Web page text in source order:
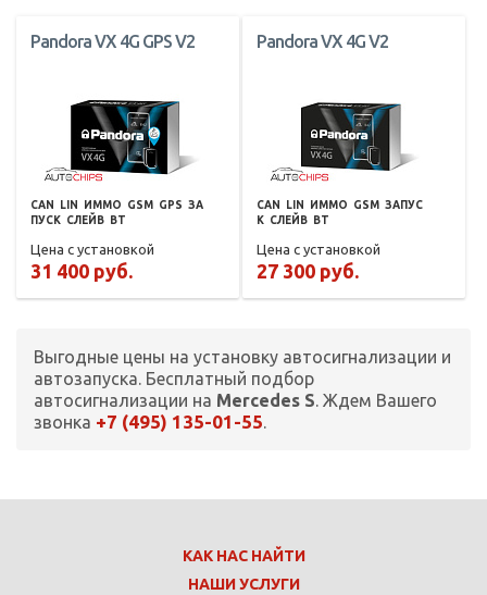
Pandora VX 4G GPS V2
CAN LIN ИММО GSM GPS ЗА
ПУСК СЛЕЙВ BT
Цена с установкой
31 400 руб.
Pandora VX 4G V2
CAN LIN ИММО GSM ЗАПУС
К СЛЕЙВ BT
Цена с установкой
27 300 руб.
Выгодные цены на установку автосигнализации и
автозапуска. Бесплатный подбор
автосигнализации на Mercedes S. Ждем Вашего
звонка +7 (495) 135-01-55.
КАК НАС НАЙТИ
НАШИ УСЛУГИ